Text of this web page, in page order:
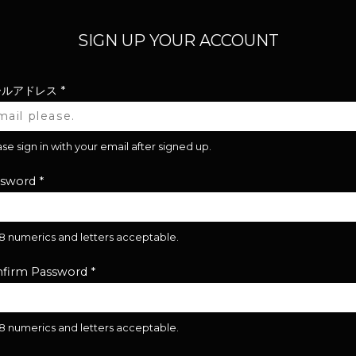
SIGN UP YOUR ACCOUNT
アドレス *
sign in with your email after signed up.
*
numerics and letters acceptable.
Password *
numerics and letters acceptable.